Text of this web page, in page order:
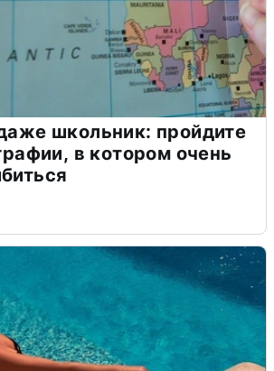
школьник: пройдите
в котором очень